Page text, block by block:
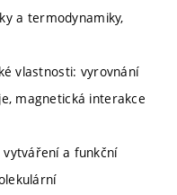
a termodynamiky,
vlastnosti: vyrovnání
magnetická interakce
vytváření a funkční